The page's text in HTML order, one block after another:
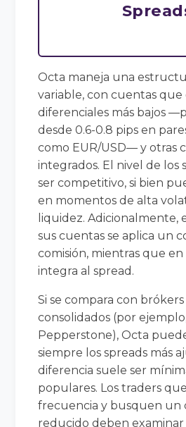
Octa maneja una
variable, con cuentas
diferenciales más bajos
desde 0.6-0.8 pips en
como EUR/USD— y otras
integrados. El nivel de los
ser competitivo, si bien
en momentos de alta
liquidez. Adicionalmente,
sus cuentas se aplica un
comisión, mientras que en
integra al spread.
Si se compara con brókers
consolidados (por
Pepperstone), Octa
siempre los spreads más
diferencia suele ser
populares. Los traders
frecuencia y busquen un
reducido deben examinar